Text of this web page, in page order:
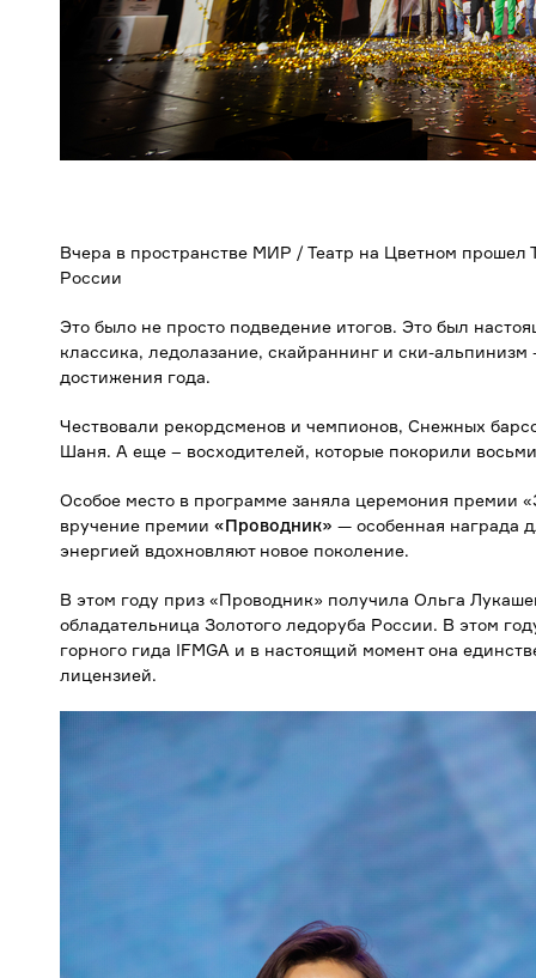
Вчера в пространстве МИР / Театр на Цветном
России
Это было не просто подведение итогов. Это был
классика, ледолазание, скайраннинг и ски-
достижения года.
Чествовали рекордсменов и чемпионов, Снежных
Шаня. А еще – восходителей, которые покорили
Особое место в программе заняла церемония премии
вручение премии «Проводник» — особенная награда
энергией вдохновляют новое поколение.
В этом году приз «Проводник» получила Ольга
обладательница Золотого ледоруба России. В этом
горного гида IFMGA и в настоящий момент она
лицензией.